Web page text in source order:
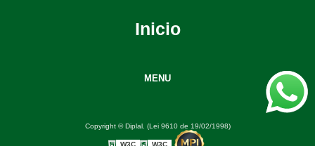
Inicio
MENU
Copyright © Diplal. (Lei 9610 de 19/02/1998)
W3C W3C